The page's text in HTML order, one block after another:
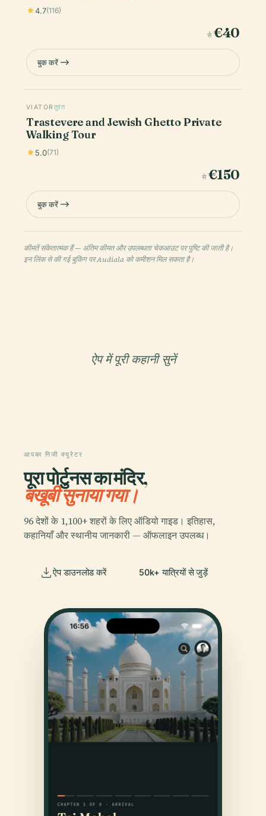
4.7(116)
से €40
बुक करें
VIATOR तुरंत
Trastevere and Jewish Ghetto Private
Walking Tour
5.0(71)
से €150
बुक करें
कीमतें संकेतात्मक हैं — अंतिम कीमत और उपलब्धता चेकआउट पर पुष्टि की जाती है।
इन लिंक से की गई बुकिंग पर Audiala को कमीशन मिल सकता है।
ऐप में पूरी कहानी सुनें
आपका निजी क्यूरेटर
पूरा पोर्टुनस का मंदिर,
बखूबी सुनाया गया।
96 देशों के 1,100+ शहरों के लिए ऑडियो गाइड। इतिहास,
कहानियाँ और स्थानीय जानकारी — ऑफलाइन उपलब्ध।
ऐप डाउनलोड करें 50k+ यात्रियों से जुड़ें